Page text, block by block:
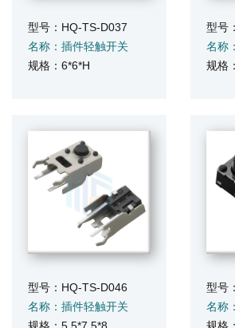
型号：HQ-TS-D037
名称：插件轻触开关
规格：6*6*H
型号
名称
规格
型号：HQ-TS-D046
名称：插件轻触开关
型号
名称